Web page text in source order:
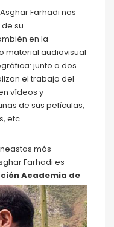
Farhadi nos
su
en la
material audiovisual
junto a dos
el trabajo del
vídeos y
de sus películas,
etc.
más
Farhadi es
Academia de